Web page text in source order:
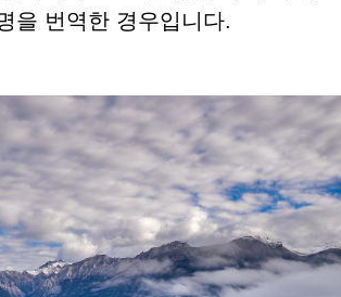
을 번역한 경우입니다.